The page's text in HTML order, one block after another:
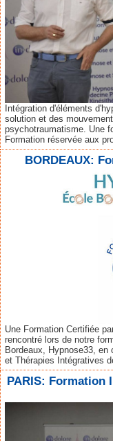
Intégration d'éléments
solution et des
psychotraumatisme. Une
Formation réservée aux
BORDEAUX:
Une Formation Certifiée
rencontré lors de notre
Bordeaux, Hypnose33, en
et Thérapies Intégratives
PARIS: Formation